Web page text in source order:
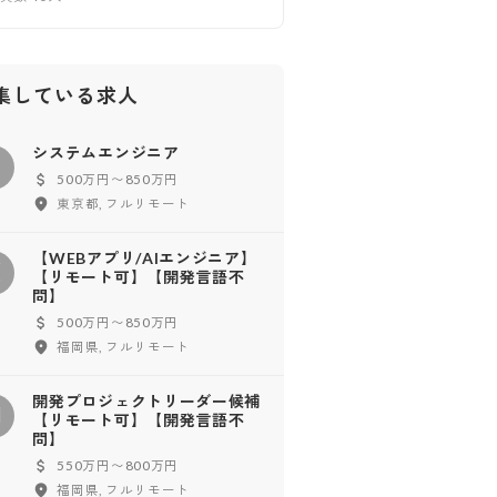
している求人
システムエンジニア
500万円〜850万円
東京都, フルリモート
【WEBアプリ/AIエンジニア】
【リモート可】【開発言語不
問】
500万円〜850万円
福岡県, フルリモート
開発プロジェクトリーダー候補
【リモート可】【開発言語不
問】
550万円〜800万円
福岡県, フルリモート